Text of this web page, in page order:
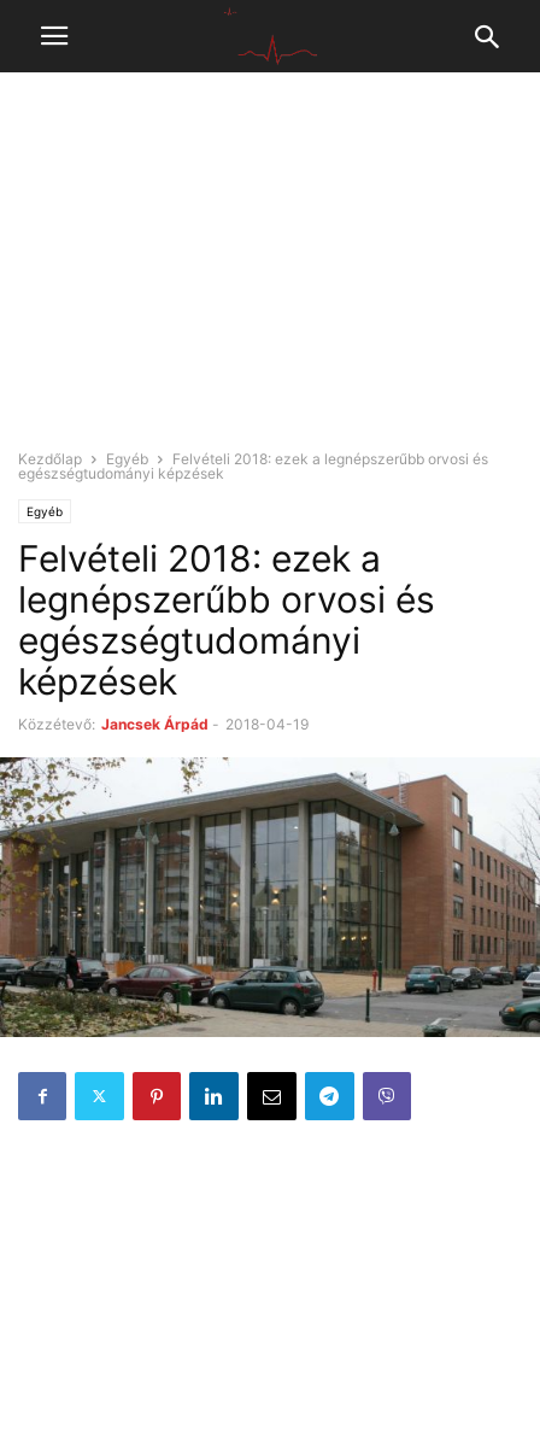
Kezdőlap Egyéb
Felvételi 2018: ezek a legnépszerűbb orvosi és
egészségtudományi képzések
Egyéb
Felvételi 2018: ezek a
legnépszerűbb orvosi és
egészségtudományi
képzések
Közzétevő: Jancsek Árpád - 2018-04-19